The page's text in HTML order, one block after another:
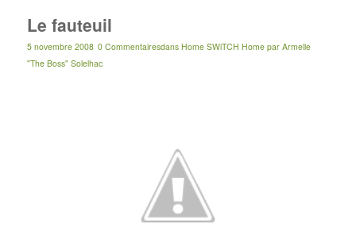
Le fauteuil
5 novembre 2008 0 Commentairesdans Home SWiTCH Home par Armelle
"The Boss" Solelhac